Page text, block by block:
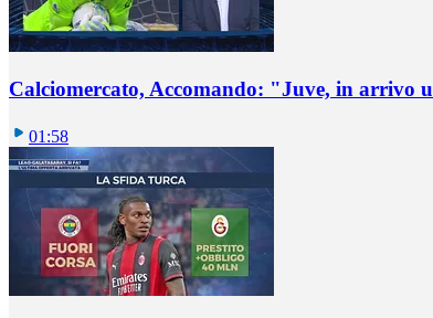
Calciomercato, Accomando: "Juve, in arrivo
01:58